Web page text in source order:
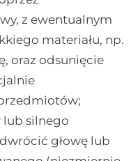
z ewentualnym
materiału, np.
oraz odsunięcie
silnego
głowę lub